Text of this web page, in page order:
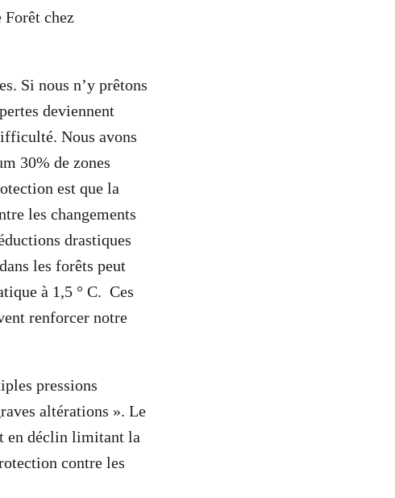
Forêt chez
Si nous n’y prêtons
deviennent
Nous avons
30% de zones
est que la
les changements
drastiques
les forêts peut
à 1,5 ° C. Ces
renforcer notre
pressions
altérations ». Le
en déclin limitant la
contre les